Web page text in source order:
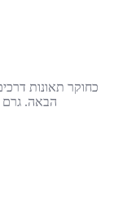
כחוקר תאונות
הבאה. גרם